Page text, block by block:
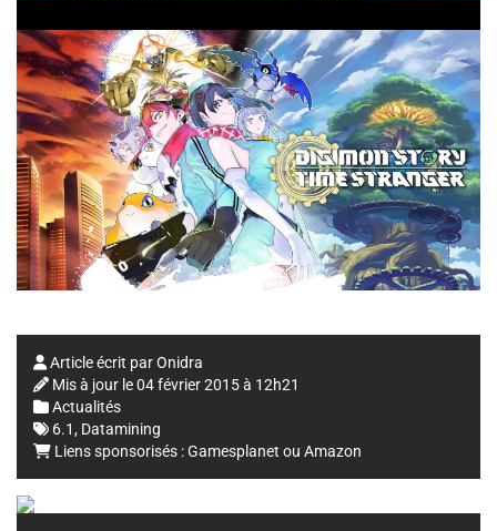
Article écrit parOnidra
Mis à jour le04 février 2015 à 12h21
Actualités
6.1, Datamining
Liens sponsorisés :Gamesplanet ou Amazon